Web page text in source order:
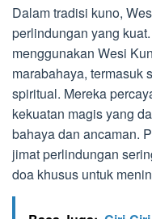
Dalam tradisi kuno,
perlindungan yang
menggunakan Wesi
marabahaya, termasuk
spiritual. Mereka
kekuatan magis yang
bahaya dan ancaman.
jimat perlindungan
doa khusus untuk